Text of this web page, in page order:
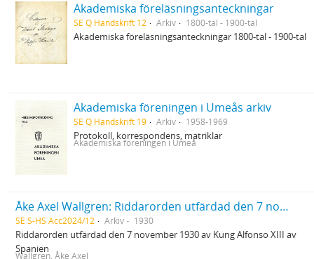
Akademiska föreläsningsanteckningar
SE Q Handskrift 12 Arkiv 1800-tal - 1900-tal
Akademiska föreläsningsanteckningar 1800-tal - 1900-tal
Akademiska föreningen i Umeås arkiv
SE Q Handskrift 19 Arkiv 1958-1969
Protokoll, korrespondens, matriklar
Akademiska föreningen i Umeå
Åke Axel Wallgren: Riddarorden utfärdad den 7 november 1930 av Kung Alfonso XIII av Spanien
SE S-HS Acc2024/12 Arkiv 1930
Riddarorden utfärdad den 7 november 1930 av Kung Alfonso XIII av
Spanien
Wallgren, Åke Axel